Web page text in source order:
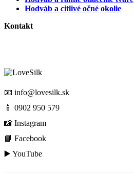
Hodváb a citlivé očné okolie
Kontakt
📧 info@lovesilk.sk
📱 0902 950 579
📸 Instagram
📘 Facebook
▶️ YouTube